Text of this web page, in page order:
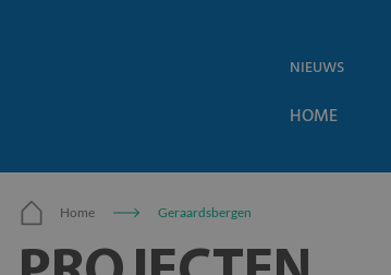
NIEUWS
HOME
Home Geraardsbergen